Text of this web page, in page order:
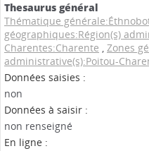
Thesaurus général
Thématique
géographiques:Région(s)
Charentes:Charente , Zones
administrative(s):Poitou-
Données saisies :
non
Données à saisir :
non renseigné
En ligne :